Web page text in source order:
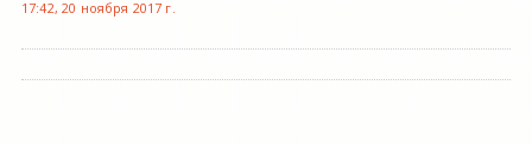
17:42, 20 ноября 2017 г.